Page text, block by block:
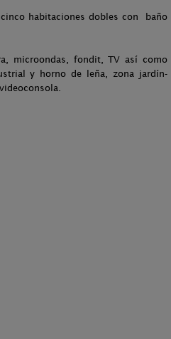
habitaciones dobles con baño
microondas, fondit, TV así como
y horno de leña, zona jardín-